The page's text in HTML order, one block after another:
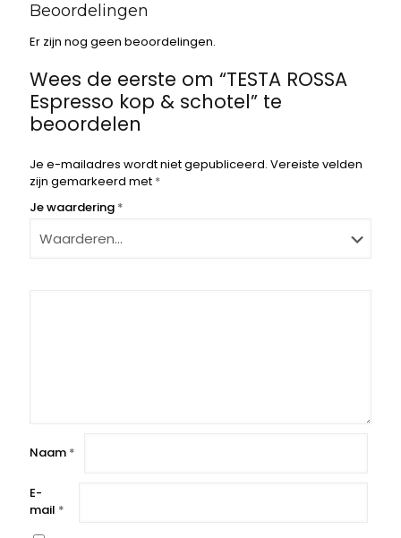
Beoordelingen
Er zijn nog geen beoordelingen.
Wees de eerste om “TESTA ROSSA
Espresso kop & schotel” te
beoordelen
Je e-mailadres wordt niet gepubliceerd. Vereiste velden
zijn gemarkeerd met *
Je waardering *
Naam *
E-
mail *